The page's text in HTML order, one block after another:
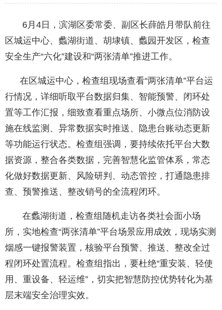
6月4日，滨湖区委常委、副区长薛皓月带队前往
区城运中心、蠡湖街道、胡埭镇、蠡园开发区，检查
安全生产“六化”建设和“两张清单”推进工作。
在区城运中心，检查组现场查看“两张清单”平台运
行情况，详细听取平台数据归集、智能预警、闭环处
置等工作汇报，细致查看重点场所、小微点位消防设
施在线监测、异常数据实时推送、隐患台账动态更新
等功能运行状态。检查组强调，要持续依托平台大数
据资源，整合各类数据，完善智慧化监管体系，常态
化做好数据更新、风险研判、动态管控，打通隐患排
查、预警推送、整改销号的全流程闭环。
在蠡湖街道，检查组随机走访各类社会面小场
所，实地检查“两张清单”平台场景应用成效，现场实测
烟感一键报警装置，核验平台预警、推送、整改全过
程闭环处置流程。检查组指出，要杜绝“重安装、轻使
用、重设备、轻运维”，切实把智慧防控优势转化为基
层末端安全治理实效。